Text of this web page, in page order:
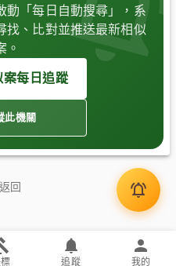
動「每日自動搜尋」，系
找、比對並推送最新相似
。
案每日追蹤
此機關
返回
追蹤 我的